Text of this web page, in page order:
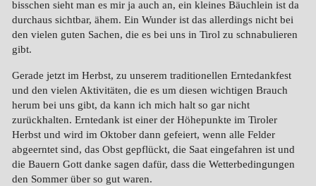
bisschen sieht man es mir ja auch an, ein kleines Bäuchlein ist da
durchaus sichtbar, ähem. Ein Wunder ist das allerdings nicht bei
den vielen guten Sachen, die es bei uns in Tirol zu schnabulieren
gibt.
Gerade jetzt im Herbst, zu unserem traditionellen Erntedankfest
und den vielen Aktivitäten, die es um diesen wichtigen Brauch
herum bei uns gibt, da kann ich mich halt so gar nicht
zurückhalten. Erntedank ist einer der Höhepunkte im Tiroler
Herbst und wird im Oktober dann gefeiert, wenn alle Felder
abgeerntet sind, das Obst gepflückt, die Saat eingefahren ist und
die Bauern Gott danke sagen dafür, dass die Wetterbedingungen
den Sommer über so gut waren.